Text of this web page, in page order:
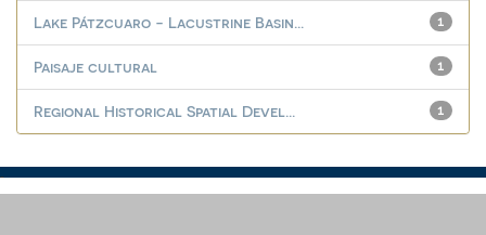
1
Lake Pátzcuaro - Lacustrine Basin...
1
Paisaje cultural
1
Regional Historical Spatial Devel...